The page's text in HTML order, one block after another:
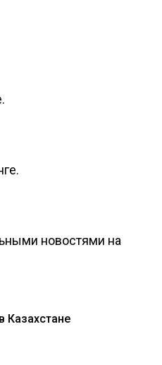
новостями на
Казахстане